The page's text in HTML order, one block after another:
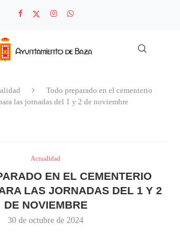
Todo preparado en el cementerio
las jornadas del 1 y 2 de noviembre
Actualidad
EN EL CEMENTERIO
LAS JORNADAS DEL 1 Y 2
DE NOVIEMBRE
30 de octubre de 2024